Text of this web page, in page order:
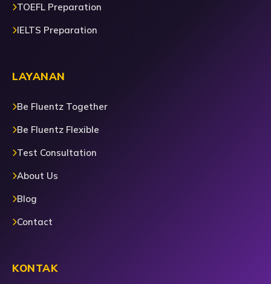
TOEFL Preparation
IELTS Preparation
LAYANAN
Be Fluentz Together
Be Fluentz Flexible
Test Consultation
About Us
Blog
Contact
KONTAK